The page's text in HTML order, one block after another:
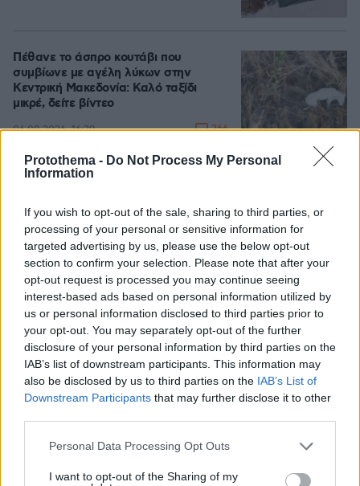
Protothema - Do Not Process My Personal
Information
If you wish to opt-out of the sale, sharing to third parties, or
processing of your personal or sensitive information for
targeted advertising by us, please use the below opt-out
section to confirm your selection. Please note that after your
opt-out request is processed you may continue seeing
interest-based ads based on personal information utilized by
us or personal information disclosed to third parties prior to
your opt-out. You may separately opt-out of the further
disclosure of your personal information by third parties on the
IAB’s list of downstream participants. This information may
also be disclosed by us to third parties on the IAB’s List of
Downstream Participants that may further disclose it to other
Please note that this website/app uses one or more Google
not limited to your visit or usage behaviour. You may click to
Personal Data Processing Opt Outs
I want to opt-out of the Sharing of my
Πέθανε το άσπρο κουτάβι που
συμβίωνε με αγέλη λύκων στην
Κεντρική Μακεδονία: Καλό ταξίδι
μικρέ, δείτε βίντεο
06.08.2026, 16:39 266
Κωνσταντέλιας: Η σύζυγός του
Χριστίνα έφερε στον κόσμο ένα
υγιέστατο κοριτσάκι
08.08.2026, 22:23 63
Games